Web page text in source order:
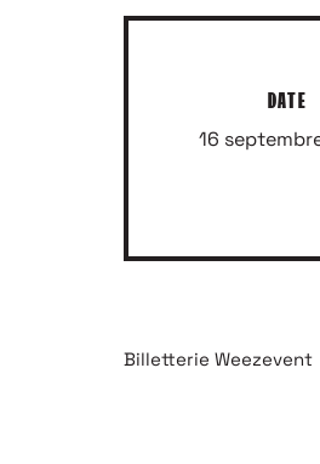
DATE
16
Billetterie Weezevent